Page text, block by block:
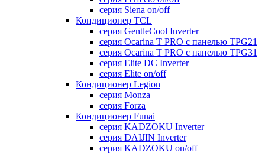
серия Siena on/off
Кондиционер TCL
серия GentleCool Inverter
серия Ocarina T PRO c панелью TPG21
серия Ocarina T PRO c панелью TPG31
серия Elite DC Inverter
серия Elite on/off
Кондиционер Legion
серия Monza
серия Forza
Кондиционер Funai
серия KADZOKU Inverter
серия DAIJIN Inverter
серия KADZOKU on/off